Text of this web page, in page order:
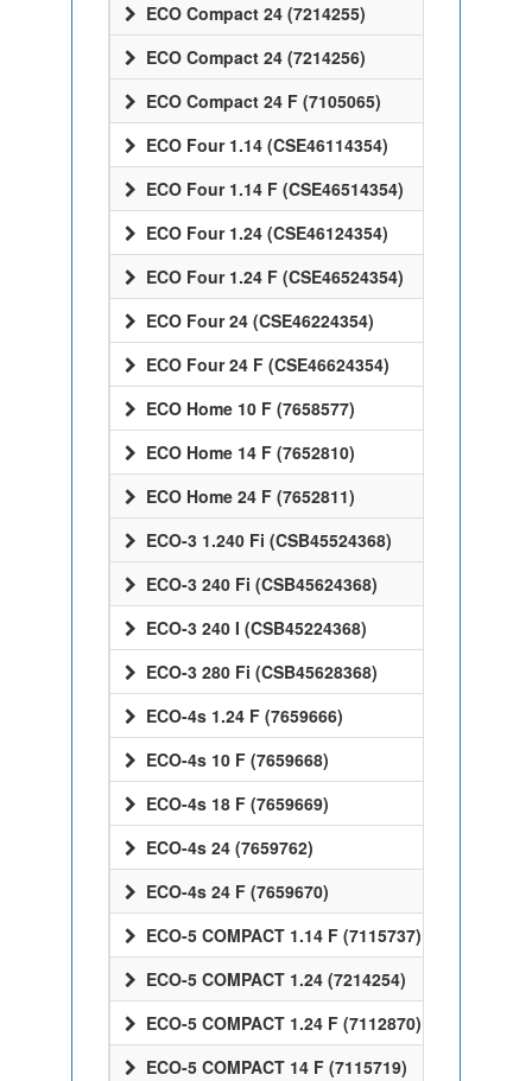
ECO Compact 24 (7214255)
ECO Compact 24 (7214256)
ECO Compact 24 F (7105065)
ECO Four 1.14 (CSE46114354)
ECO Four 1.14 F (CSE46514354)
ECO Four 1.24 (CSE46124354)
ECO Four 1.24 F (CSE46524354)
ECO Four 24 (CSE46224354)
ECO Four 24 F (CSE46624354)
ECO Home 10 F (7658577)
ECO Home 14 F (7652810)
ECO Home 24 F (7652811)
ECO-3 1.240 Fi (CSB45524368)
ECO-3 240 Fi (CSB45624368)
ECO-3 240 I (CSB45224368)
ECO-3 280 Fi (CSB45628368)
ECO-4s 1.24 F (7659666)
ECO-4s 10 F (7659668)
ECO-4s 18 F (7659669)
ECO-4s 24 (7659762)
ECO-4s 24 F (7659670)
ECO-5 COMPACT 1.14 F (7115737)
ECO-5 COMPACT 1.24 (7214254)
ECO-5 COMPACT 1.24 F (7112870)
ECO-5 COMPACT 14 F (7115719)